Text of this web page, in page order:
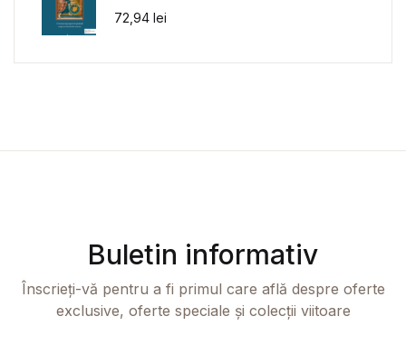
72,94 lei
Buletin informativ
Înscrieți-vă pentru a fi primul care află despre oferte
exclusive, oferte speciale și colecții viitoare